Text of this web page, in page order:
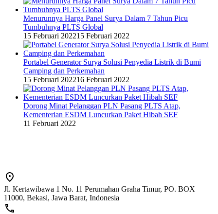
Menurunnya Harga Panel Surya Dalam 7 Tahun Picu
Tumbuhnya PLTS Global
15 Februari 202215 Februari 2022
Portabel Generator Surya Solusi Penyedia Listrik di Bumi
Camping dan Perkemahan
15 Februari 202216 Februari 2022
Dorong Minat Pelanggan PLN Pasang PLTS Atap,
Kementerian ESDM Luncurkan Paket Hibah SEF
11 Februari 2022
Jl. Kertawibawa 1 No. 11 Perumahan Graha Timur, PO. BOX
11000, Bekasi, Jawa Barat, Indonesia